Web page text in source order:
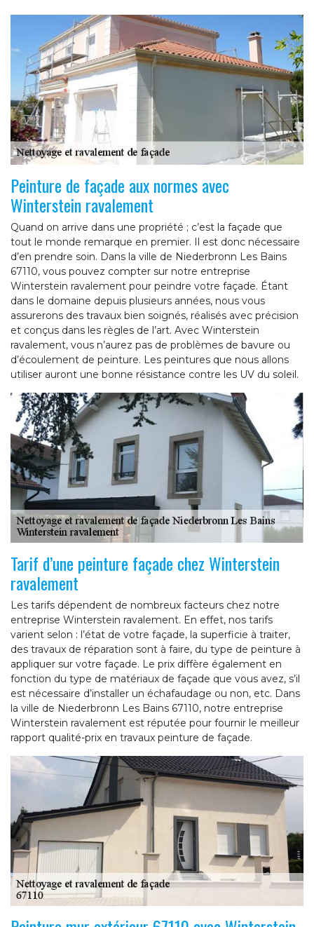
Peinture de façade aux normes avec
Winterstein ravalement
Quand on arrive dans une propriété ; c’est la façade que
tout le monde remarque en premier. Il est donc nécessaire
d’en prendre soin. Dans la ville de Niederbronn Les Bains
67110, vous pouvez compter sur notre entreprise
Winterstein ravalement pour peindre votre façade. Étant
dans le domaine depuis plusieurs années, nous vous
assurerons des travaux bien soignés, réalisés avec précision
et conçus dans les règles de l’art. Avec Winterstein
ravalement, vous n’aurez pas de problèmes de bavure ou
d’écoulement de peinture. Les peintures que nous allons
utiliser auront une bonne résistance contre les UV du soleil.
Tarif d’une peinture façade chez Winterstein
ravalement
Les tarifs dépendent de nombreux facteurs chez notre
entreprise Winterstein ravalement. En effet, nos tarifs
varient selon : l’état de votre façade, la superficie à traiter,
des travaux de réparation sont à faire, du type de peinture à
appliquer sur votre façade. Le prix diffère également en
fonction du type de matériaux de façade que vous avez, s’il
est nécessaire d’installer un échafaudage ou non, etc. Dans
la ville de Niederbronn Les Bains 67110, notre entreprise
Winterstein ravalement est réputée pour fournir le meilleur
rapport qualité-prix en travaux peinture de façade.